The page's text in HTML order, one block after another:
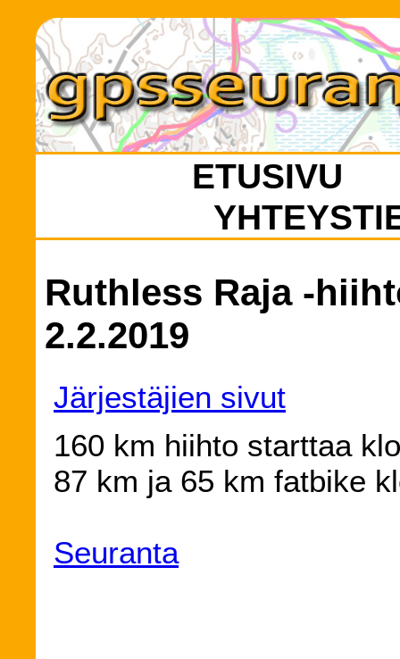
ETUSIVU
Ruthless Raja -
2.2.2019
Järjestäjien sivut
160 km hiihto starttaa
87 km ja 65 km fatbike
Seuranta